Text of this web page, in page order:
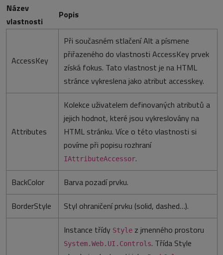
Název
vlastnosti
Popis
AccessKey
Při současném stlačení Alt a písmene
přiřazeného do vlastnosti AccessKey prvek
získá fokus. Tato vlastnost je na HTML
stránce vykreslena jako atribut accesskey.
Attributes
Kolekce uživatelem definovaných atributů a
jejich hodnot, které jsou vykreslovány na
HTML stránku. Více o této vlastnosti si
povíme při popisu rozhraní
IAttributeAccessor.
BackColor
Barva pozadí prvku.
BorderStyle
Styl ohraničení prvku (solid, dashed…).
Instance třídy Style z jmenného prostoru
System.Web.UI.Controls. Třída Style